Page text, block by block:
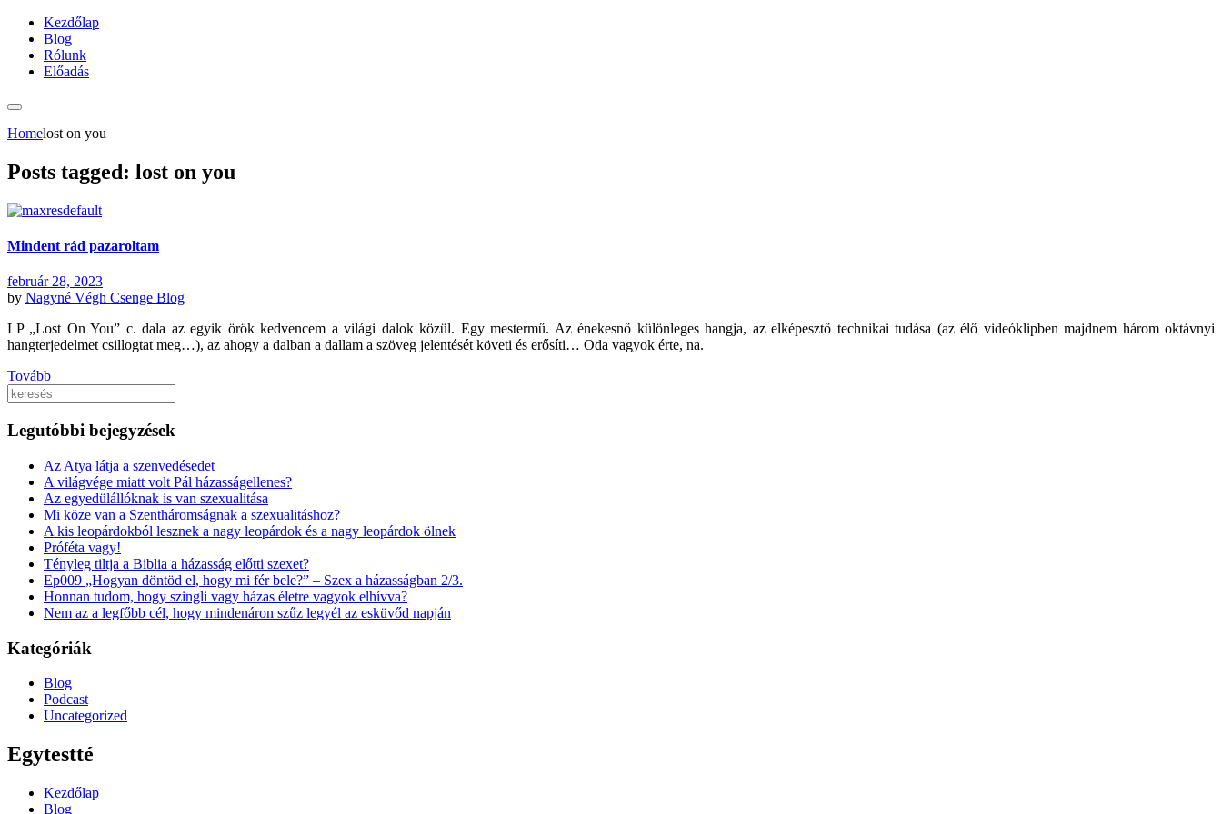
Kezdőlap
Blog
Rólunk
Előadás
Homelost on you
Posts tagged: lost on you
Mindent rád pazaroltam
február 28, 2023
by Nagyné Végh Csenge Blog
LP „Lost On You” c. dala az egyik örök kedvencem a világi dalok közül. Egy mestermű. Az énekesnő különleges hangja, az elképesztő technikai tudása (az élő videóklipben majdnem három oktávnyi
hangterjedelmet csillogtat meg…), az ahogy a dalban a dallam a szöveg jelentését követi és erősíti… Oda vagyok érte, na.
Tovább
Keresés
Legutóbbi bejegyzések
Az Atya látja a szenvedésedet
A világvége miatt volt Pál házasságellenes?
Az egyedülállóknak is van szexualitása
Mi köze van a Szentháromságnak a szexualitáshoz?
A kis leopárdokból lesznek a nagy leopárdok és a nagy leopárdok ölnek
Próféta vagy!
Tényleg tiltja a Biblia a házasság előtti szexet?
Ep009 „Hogyan döntöd el, hogy mi fér bele?” – Szex a házasságban 2/3.
Honnan tudom, hogy szingli vagy házas életre vagyok elhívva?
Nem az a legfőbb cél, hogy mindenáron szűz legyél az esküvőd napján
Kategóriák
Blog
Podcast
Uncategorized
Egytestté
Kezdőlap
Blog